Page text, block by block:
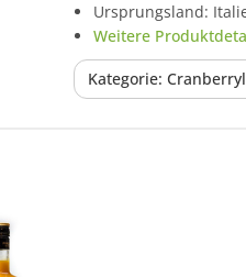
Ursprungsland:
Weitere
Kategorie: